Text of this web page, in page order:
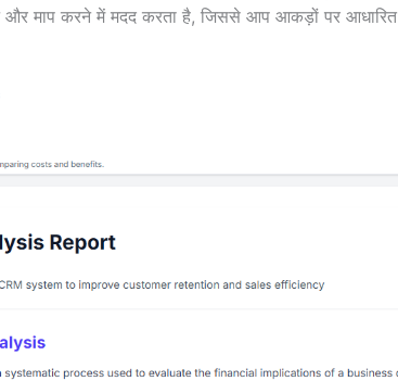
माप करने में मदद करता है, जिससे आप आकड़ों पर आधारित